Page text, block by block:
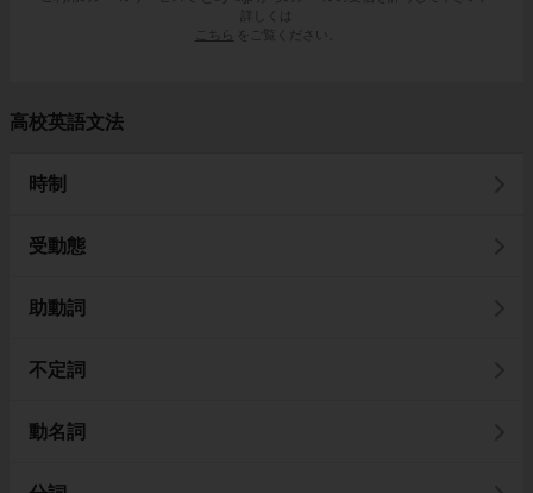
詳しくは
こちら
をご覧ください。
高校英語文法
時制
受動態
助動詞
不定詞
動名詞